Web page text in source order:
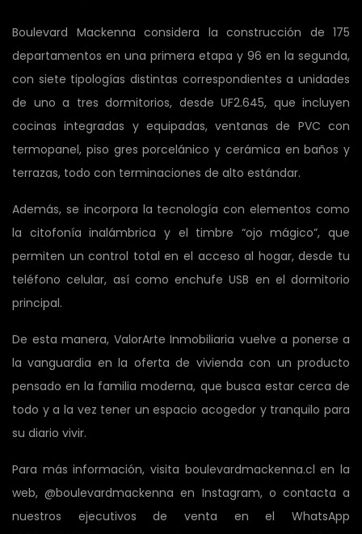
Boulevard Mackenna considera la construcción de 175
departamentos en una primera etapa y 96 en la segunda,
con siete tipologías distintas correspondientes a unidades
de uno a tres dormitorios, desde UF2.645, que incluyen
cocinas integradas y equipadas, ventanas de PVC con
termopanel, piso gres porcelánico y cerámica en baños y
terrazas, todo con terminaciones de alto estándar.
Además, se incorpora la tecnología con elementos como
la citofonía inalámbrica y el timbre “ojo mágico”, que
permiten un control total en el acceso al hogar, desde tu
teléfono celular, así como enchufe USB en el dormitorio
principal.
De esta manera, ValorArte Inmobiliaria vuelve a ponerse a
la vanguardia en la oferta de vivienda con un producto
pensado en la familia moderna, que busca estar cerca de
todo y a la vez tener un espacio acogedor y tranquilo para
su diario vivir.
Para más información, visita boulevardmackenna.cl en la
web, @boulevardmackenna en Instagram, o contacta a
nuestros ejecutivos de venta en el WhatsApp